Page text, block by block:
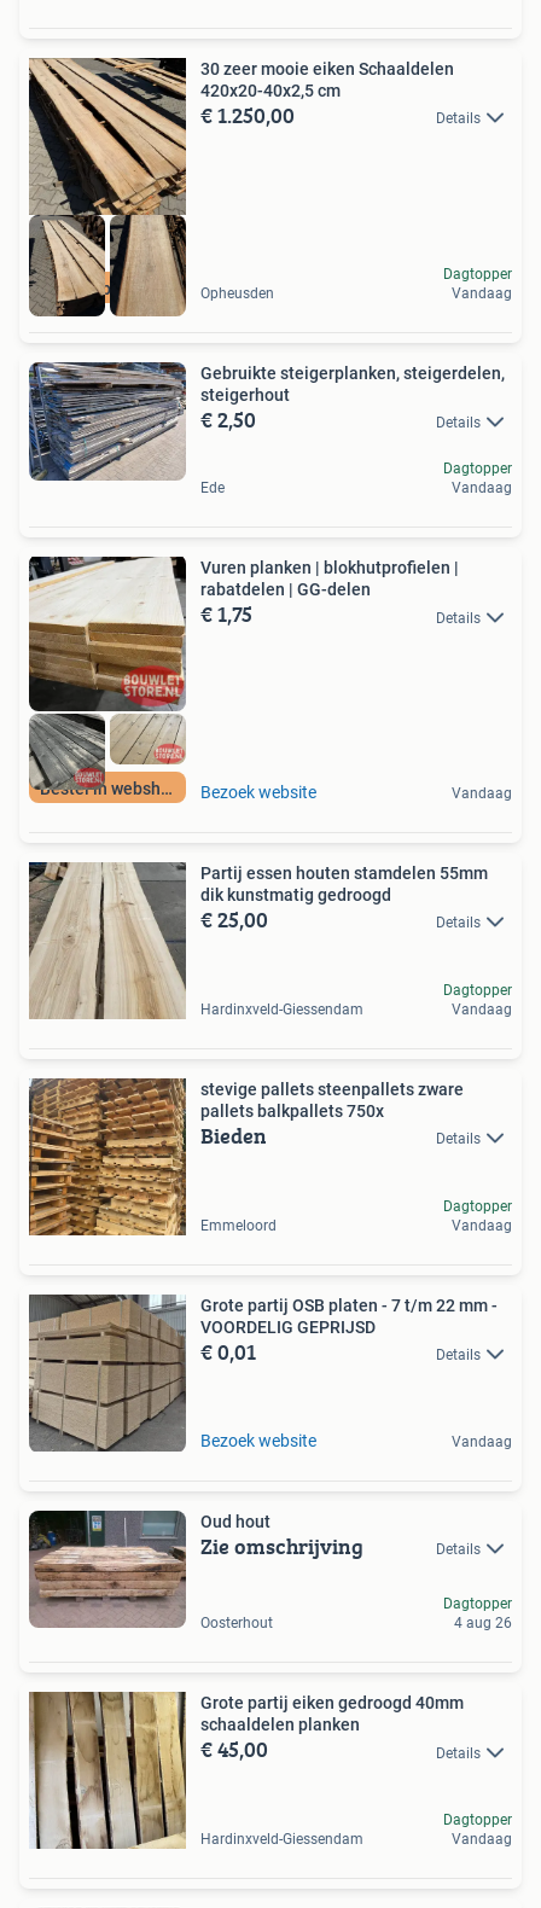
Scherpe prijs
30 zeer mooie eiken Schaaldelen
420x20-40x2,5 cm
€ 1.250,00 Details
Opheusden
Dagtopper
Vandaag
Gebruikte steigerplanken, steigerdelen,
steigerhout
€ 2,50 Details
Ede
Dagtopper
Vandaag
Bestel in webshop
Vuren planken | blokhutprofielen |
rabatdelen | GG-delen
€ 1,75 Details
Bezoek website Vandaag
Partij essen houten stamdelen 55mm
dik kunstmatig gedroogd
€ 25,00 Details
Hardinxveld-Giessendam
Dagtopper
Vandaag
stevige pallets steenpallets zware
pallets balkpallets 750x
Bieden Details
Emmeloord
Dagtopper
Vandaag
Grote partij OSB platen - 7 t/m 22 mm -
VOORDELIG GEPRIJSD
€ 0,01 Details
Bezoek website Vandaag
Oud hout
Zie omschrijving Details
Oosterhout
Dagtopper
4 aug 26
Grote partij eiken gedroogd 40mm
schaaldelen planken
€ 45,00 Details
Hardinxveld-Giessendam
Dagtopper
Vandaag